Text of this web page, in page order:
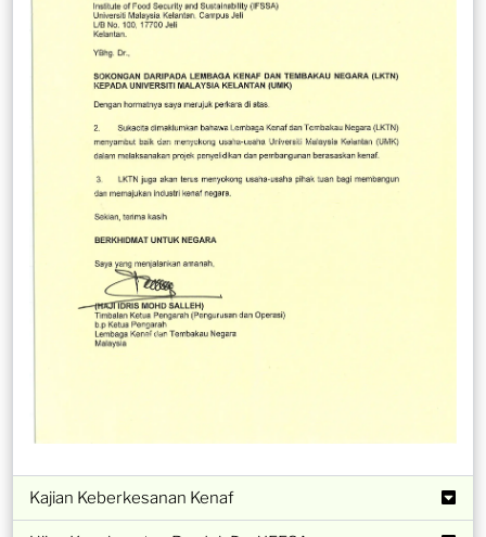
Kajian Keberkesanan Kenaf